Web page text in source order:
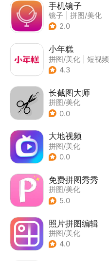
手机镜子
镜子
拼图/美化
2.0
小年糕
拼图/美化
短视频
4.3
长截图大师
拼图/美化
0.0
大地视频
拼图/美化
0.0
免费拼图秀秀
拼图/美化
5.0
照片拼图编辑
拼图/美化
4.0